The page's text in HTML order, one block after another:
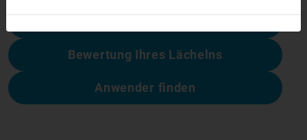
Bewertung Ihres Lächelns
Anwender finden